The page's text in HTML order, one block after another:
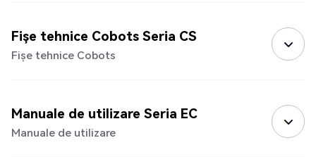
Fișe tehnice Cobots Seria CS
Fișe tehnice Cobots
Manuale de utilizare Seria EC
Manuale de utilizare